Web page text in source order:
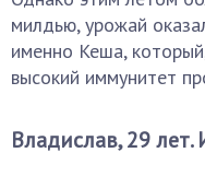
милдью, урожай
именно Кеша,
высокий иммунитет
Владислав, 29 лет.